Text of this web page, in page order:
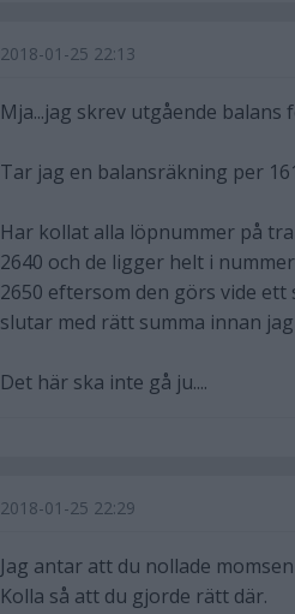
2018-01-25 22:13
Mja...jag skrev utgående balans
Tar jag en balansräkning per
Har kollat alla löpnummer på
2640 och de ligger helt i
2650 eftersom den görs vide
slutar med rätt summa innan
Det här ska inte gå ju....
2018-01-25 22:29
Jag antar att du nollade
Kolla så att du gjorde rätt där.